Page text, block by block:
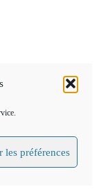
les préférences
FAQ